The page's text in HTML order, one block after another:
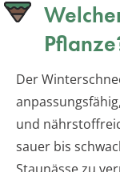
Der
und
sauer bis